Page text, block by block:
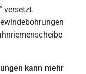
versetzt.
kann mehr